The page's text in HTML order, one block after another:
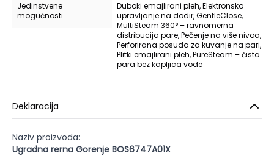
Jedinstvene
mogućnosti
Duboki emajlirani pleh, Elektronsko
upravljanje na dodir, GentleClose,
MultiSteam 360° – ravnomerna
distribucija pare, Pečenje na više nivoa,
Perforirana posuda za kuvanje na pari,
Plitki emajlirani pleh, PureSteam – čista
para bez kapljica vode
Deklaracija
Naziv proizvoda:
Ugradna rerna Gorenje BOS6747A01X